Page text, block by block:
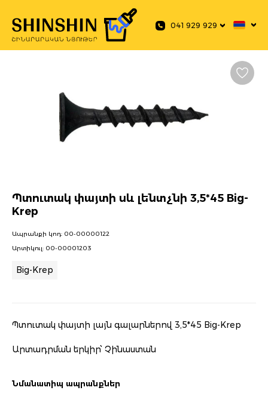
041 929 929
Պտուտակ փայտի սև լենտչնի 3,5*45 Big-
Krep
Ապրանքի կոդ: 00-00000122
Արտիկուլ: 00-00001203
Big-Krep
Պտուտակ փայտի լայն գալարներով 3,5*45 Big-Krep
Արտադրման երկիր՝ Չինաստան
Նմանատիպ ապրանքներ